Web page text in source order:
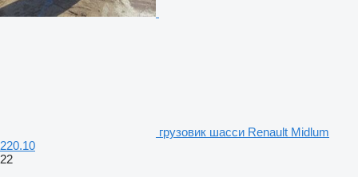
грузовик шасси Renault Midlum
220.10
22